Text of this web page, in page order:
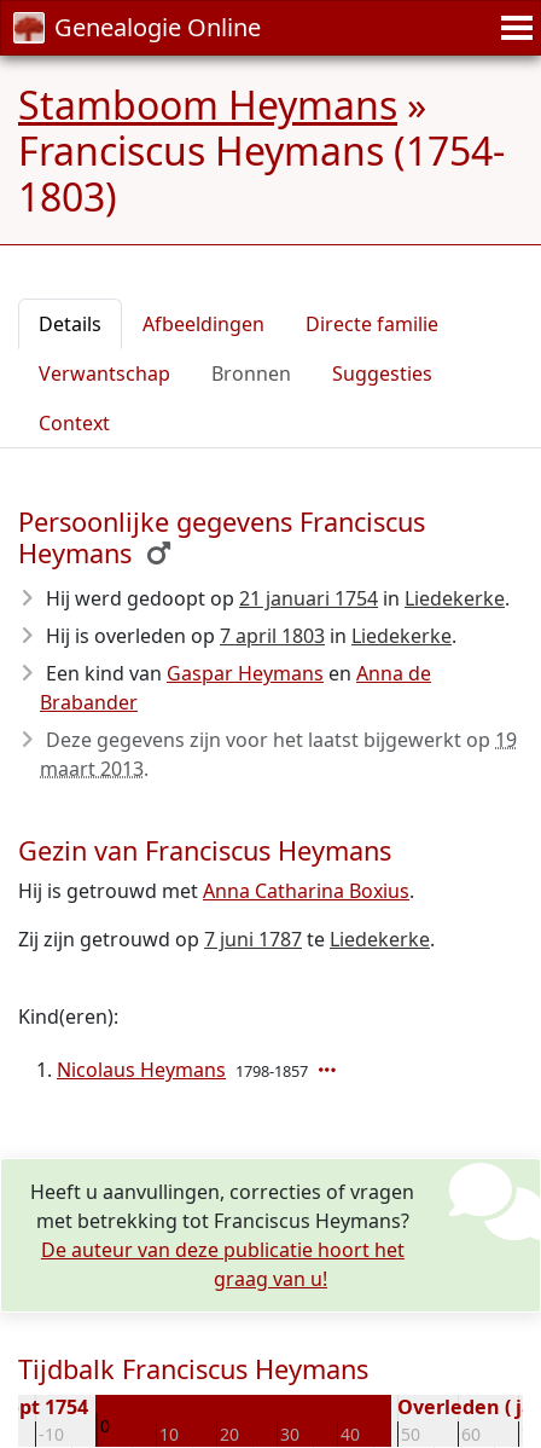
Genealogie Online
Stamboom Heymans »
Franciscus Heymans (1754-
1803)
Details Afbeeldingen
Directe familie
Verwantschap
Bronnen
Suggesties
Context
Persoonlijke gegevens Franciscus
Heymans
Hij werd gedoopt op 21 januari 1754 in Liedekerke.
Hij is overleden op 7 april 1803 in Liedekerke.
Een kind van Gaspar Heymans en Anna de
Brabander
Deze gegevens zijn voor het laatst bijgewerkt op 19
maart 2013.
Gezin van Franciscus Heymans
Hij is getrouwd metAnna Catharina Boxius.
Zij zijn getrouwd op 7 juni 1787te Liedekerke.
Kind(eren):
Nicolaus Heymans 1798-1857
Heeft u aanvullingen, correcties of vragen
met betrekking tot Franciscus Heymans?
De auteur van deze publicatie hoort het
graag van u!
Tijdbalk Franciscus Heymans
-10 0 10 20 30 40 50 60 70
1754 Overleden (